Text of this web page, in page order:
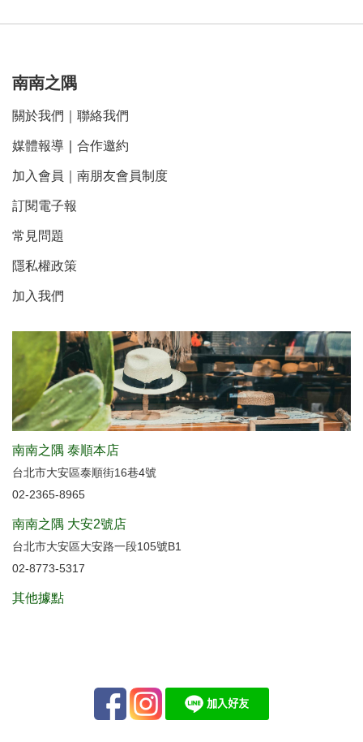
南南之隅
關於我們 聯絡我們
媒體報導 合作邀約
加入會員｜南朋友會員制度
訂閱電子報
常見問題
隱私權政策
加入我們
南南之隅 泰順本店
台北市大安區泰順街16巷4號
02-2365-8965
南南之隅 大安2號店
台北市大安區大安路一段105號B1
02-8773-5317
其他據點